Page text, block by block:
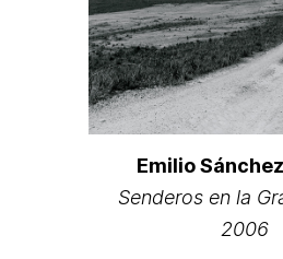
Emilio
Senderos en la
2006